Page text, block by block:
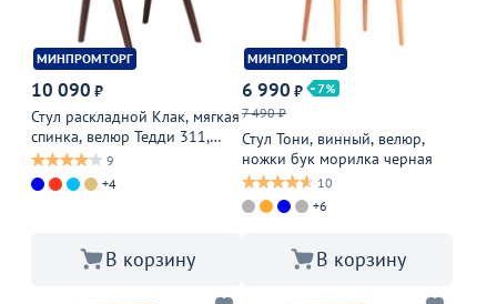
МИНПРОМТОРГ
10 090 ₽
Стул раскладной Клак, мягкая
спинка, велюр Тедди 311,
каркас бук 9
+4
В корзину
МИНПРОМТОРГ
6 990 ₽
7
7 490 ₽
Стул Тони, винный, велюр,
ножки бук морилка черная
10
+6
В корзину